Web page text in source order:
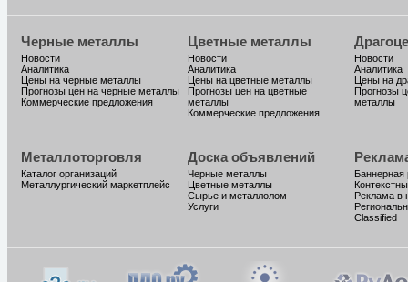
Черные металлы
Новости
Аналитика
Цены на черные металлы
Прогнозы цен на черные металлы
Коммерческие предложения
Цветные металлы
Новости
Аналитика
Цены на цветные металлы
Прогнозы цен на цветные
металлы
Коммерческие предложения
Новости
Аналитика
Цены на
Прогнозы
металлы
Металлоторговля
Каталог организаций
Металлургический маркетплейс
Доска объявлений
Черные металлы
Цветные металлы
Сырье и металлолом
Услуги
Баннерная
Реклама в
Classified